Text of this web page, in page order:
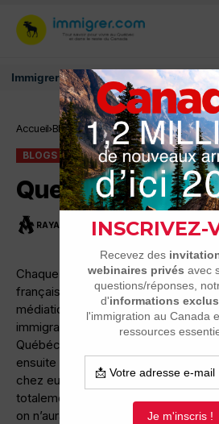
au Canada: ressources et conseils
Accueil Blogs Questions de langues
BLOGS LANGUE, CULTURE, IDENTITÉ
Questions de
RAYAN 6 MINUTES DE LECTURE 3.7K VUES
Chaque fois que le débat sur la
française au Québec refait surface
médiatique, quelques voix
immigrants pour dire qu’il faudrait
Québécois maitrisent la langue de
ensuite du fait que des nouveaux
chez eux. Parce que le Parler des
totalement conforme aux règles de
on n’aurait donc pas le droit de